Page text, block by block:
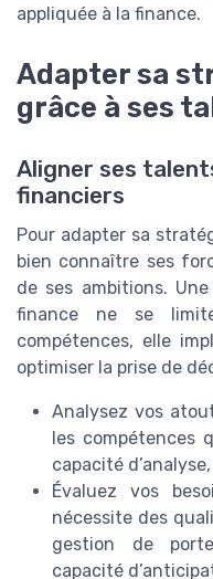
appliquée à la finance.
Adapter sa
grâce à ses
Aligner ses
financiers
Pour adapter sa
bien connaître ses
de ses ambitions.
finance ne se
compétences, elle
optimiser la prise de
Analysez vos
les compétences
capacité
Évaluez vos
nécessite des
gestion de
capacité